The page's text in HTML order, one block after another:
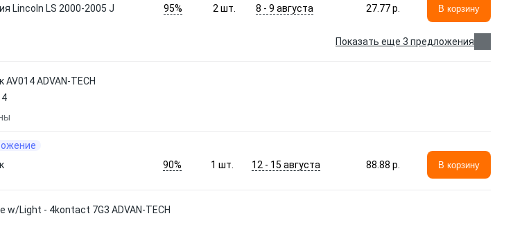
Lincoln LS 2000-2005 J
95% 2шт. 8 - 9 августа 27.77 p. В корзину
Показать еще 3 предложения
ADVAN-TECH
90% 1 шт. 12 - 15 августа 88.88 p. В корзину
w/Light - 4kontact 7G3 ADVAN-TECH